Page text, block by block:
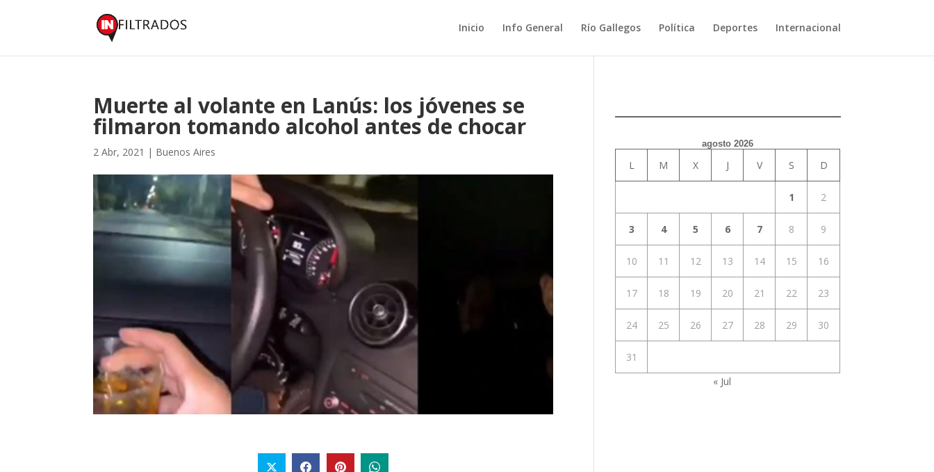
Inicio Info General Río Gallegos Política Deportes Internacional
Muerte al volante en Lanús: los jóvenes se
filmaron tomando alcohol antes de chocar
2 Abr, 2021 | Buenos Aires
agosto 2026
L M X J V S D
1 2
3 4 5 6 7 8 9
10 11 12 13 14 15 16
17 18 19 20 21 22 23
24 25 26 27 28 29 30
31
« Jul